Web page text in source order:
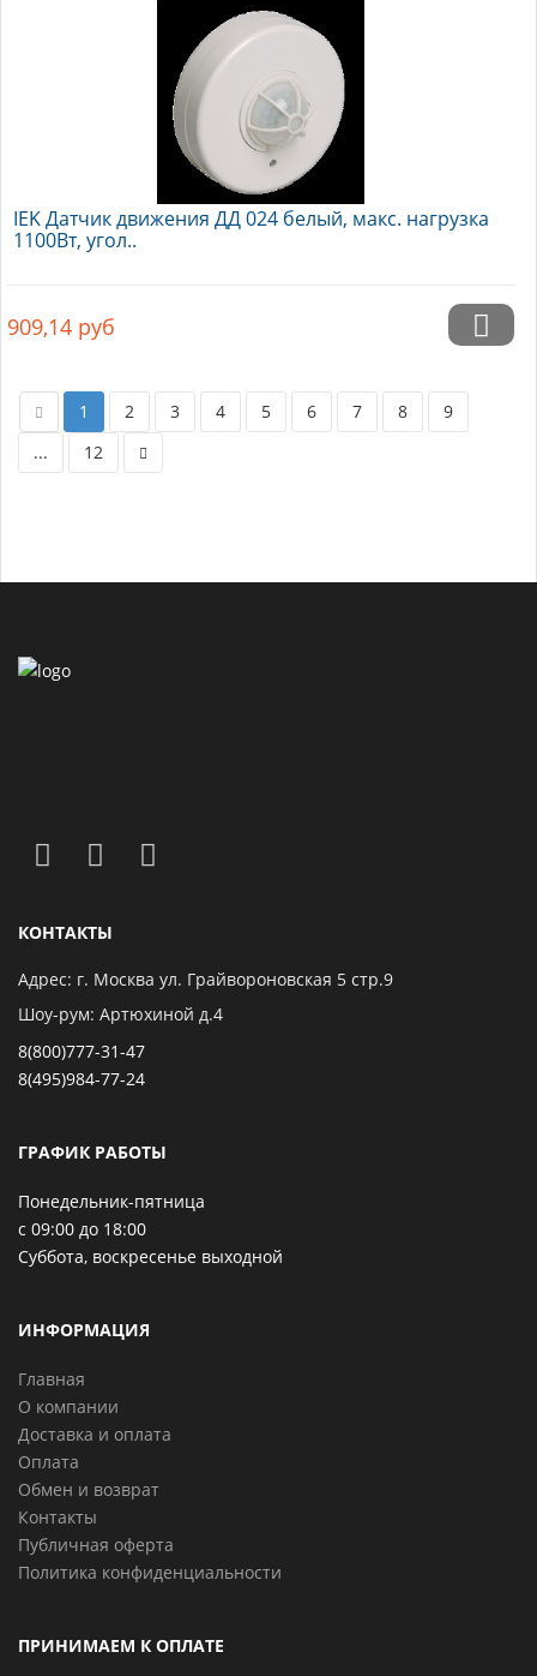
IEK Датчик движения ДД 024 белый, макс. нагрузка
1100Вт, угол..
909,14 руб
1 2 3 4 5 6 7 8
9
...
12
КОНТАКТЫ
Адрес: г. Москва ул. Грайвороновская 5 стр.9
Шоу-рум: Артюхиной д.4
8(800)777-31-47
8(495)984-77-24
ГРАФИК РАБОТЫ
Понедельник-пятница
с 09:00 до 18:00
Суббота, воскресенье выходной
ИНФОРМАЦИЯ
Главная
О компании
Доставка и оплата
Оплата
Обмен и возврат
Контакты
Публичная оферта
Политика конфиденциальности
ПРИНИМАЕМ К ОПЛАТЕ